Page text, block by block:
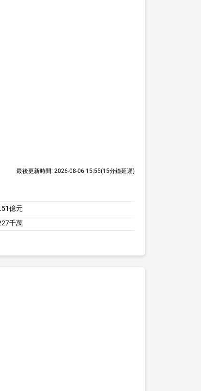
最後更新時間: 2026-08-06 15:55(15分鐘延遲)
億元
千萬